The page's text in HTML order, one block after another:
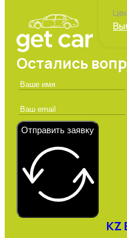
Остались
Отправить заявку
KZ